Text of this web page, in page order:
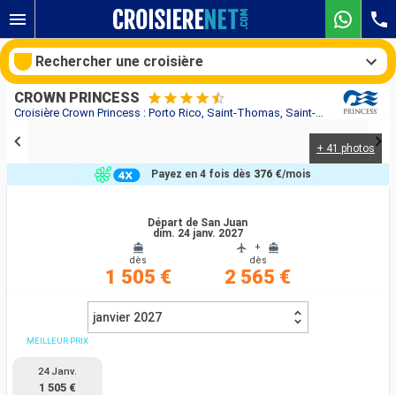
Croisière Crown Princess : Porto Rico, Saint-Thomas, Saint-Martin, Antigua-et-Barbuda, Sainte-Lucie, Guadeloupe, Dominique, Grenade, Barbade au départ de San Juan
CROWN PRINCESS
+ 41 photos
Départ de San Juan
dim. 24 janv. 2027
dès
1 505 €
+
dès
2 565 €
Payez en 4 fois dès 376 €/mois
janvier 2027
MEILLEUR PRIX
24 Janv.
1 505 €
Rechercher une croisière
Compagnies
Rechercher